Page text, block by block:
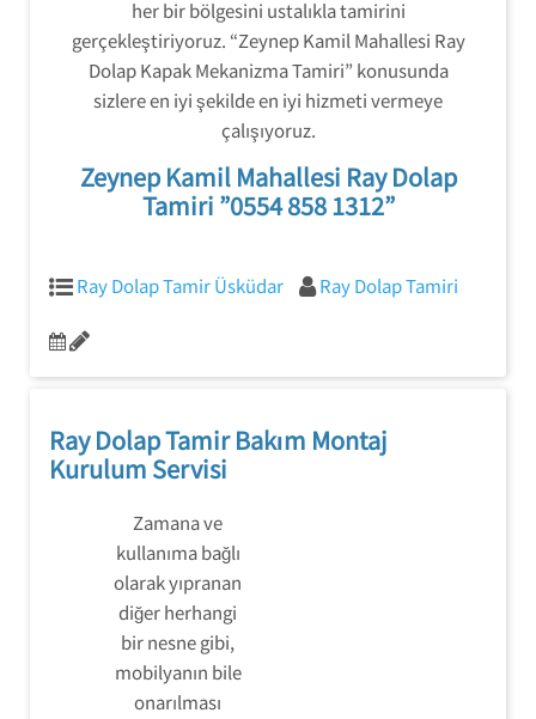
her bir bölgesini ustalıkla tamirini
gerçekleştiriyoruz. “Zeynep Kamil Mahallesi Ray
Dolap Kapak Mekanizma Tamiri” konusunda
sizlere en iyi şekilde en iyi hizmeti vermeye
çalışıyoruz.
Zeynep Kamil Mahallesi Ray Dolap
Tamiri ”0554 858 1312”
Ray Dolap Tamir Üsküdar Ray Dolap Tamiri
Ray Dolap Tamir Bakım Montaj
Kurulum Servisi
Zamana ve
kullanıma bağlı
olarak yıpranan
diğer herhangi
bir nesne gibi,
mobilyanın bile
onarılması